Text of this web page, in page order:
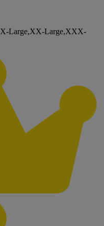
X-Large,XX-Large,XXX-